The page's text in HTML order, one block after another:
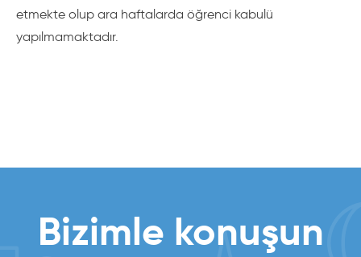
etmekte olup ara haftalarda öğrenci kabulü
yapılmamaktadır.
Bizimle konuşun